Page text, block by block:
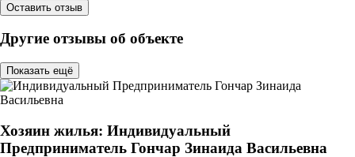
Оставить отзыв
Другие отзывы об объекте
Показать ещё
Хозяин жилья: Индивидуальный
Предприниматель Гончар Зинаида Васильевна